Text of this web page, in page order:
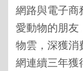
網路與電子商
愛動物的朋友
物雲，深獲消
網連續三年獲